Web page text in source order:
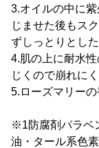
3.オイルの中に
じませた後もス
ずしっとりとした
4.肌の上に耐水
じくので崩れに
5.ローズマリーの
※1防腐剤パラベ
油・タール系色